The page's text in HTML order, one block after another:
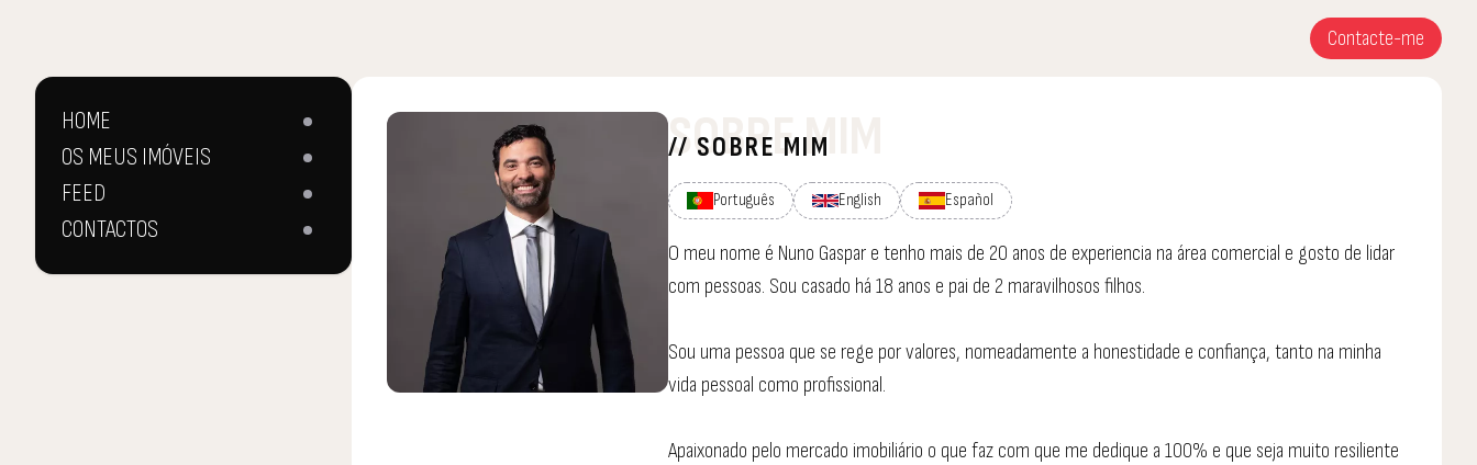
Contacte-me
HOME
OS MEUS IMÓVEIS
FEED
CONTACTOS
// SOBRE MIM
SOBRE MIM
Português English Español
O meu nome é Nuno Gaspar e tenho mais de 20 anos de experiencia na área comercial e gosto de lidar
com pessoas. Sou casado há 18 anos e pai de 2 maravilhosos filhos.
Sou uma pessoa que se rege por valores, nomeadamente a honestidade e confiança, tanto na minha
vida pessoal como profissional.
Apaixonado pelo mercado imobiliário o que faz com que me dedique a 100% e que seja muito resiliente